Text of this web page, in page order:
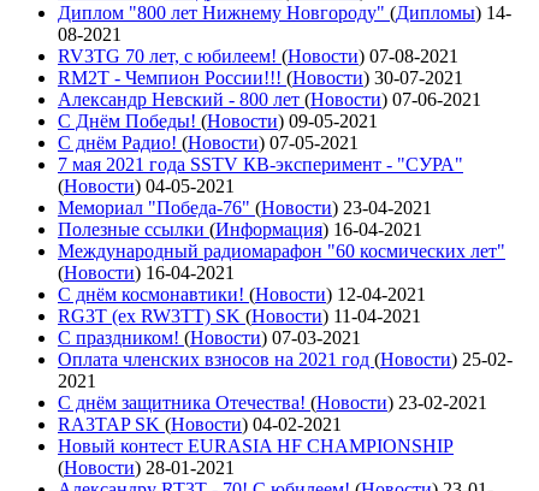
Диплом "800 лет Нижнему Новгороду" (Дипломы) 14-
08-2021
RV3TG 70 лет, с юбилеем! (Новости) 07-08-2021
RM2T - Чемпион России!!! (Новости) 30-07-2021
Александр Невский - 800 лет (Новости) 07-06-2021
С Днём Победы! (Новости) 09-05-2021
C днём Радио! (Новости) 07-05-2021
7 мая 2021 года SSTV КВ-эксперимент - "СУРА"
(Новости) 04-05-2021
Мемориал "Победа-76" (Новости) 23-04-2021
Полезные ссылки (Информация) 16-04-2021
Международный радиомарафон "60 космических лет"
(Новости) 16-04-2021
С днём космонавтики! (Новости) 12-04-2021
RG3T (ex RW3TT) SK (Новости) 11-04-2021
С праздником! (Новости) 07-03-2021
Оплата членских взносов на 2021 год (Новости) 25-02-
2021
С днём защитника Отечества! (Новости) 23-02-2021
RA3TAP SK (Новости) 04-02-2021
Новый контест EURASIA HF CHAMPIONSHIP
(Новости) 28-01-2021